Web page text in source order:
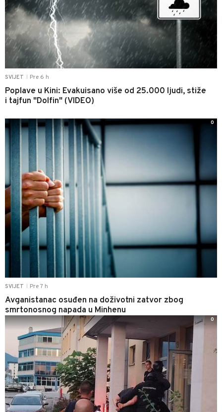
SVIJET Pre 6 h
Poplave u Kini: Evakuisano više od 25.000 ljudi, stiže
i tajfun "Dolfin" (VIDEO)
SVIJET Pre 7 h
Avganistanac osuđen na doživotni zatvor zbog
smrtonosnog napada u Minhenu
0
0